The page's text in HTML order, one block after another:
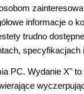
informacje o
trudno
specyfikacjach
PC. Wydanie X"